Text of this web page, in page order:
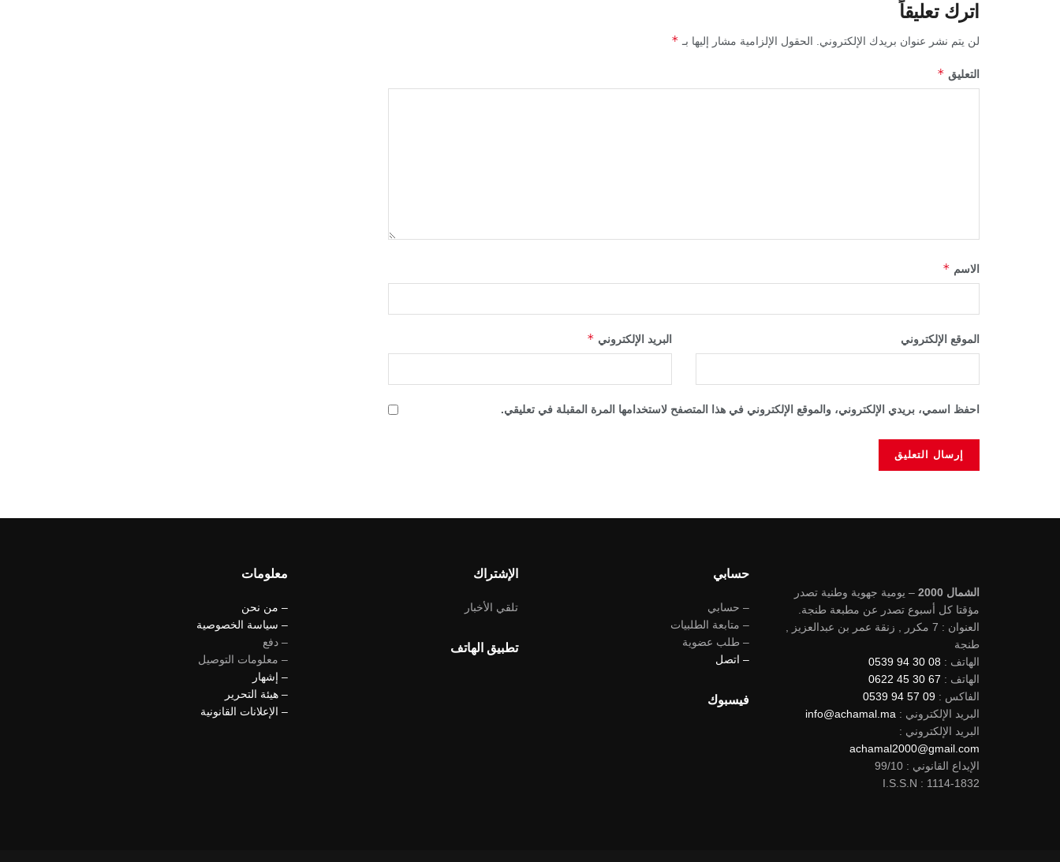
اترك تعليقاً
لن يتم نشر عنوان بريدك الإلكتروني. الحقول الإلزامية مشار إليها بـ *
التعليق *
الاسم *
البريد الإلكتروني * الموقع الإلكتروني
احفظ اسمي، بريدي الإلكتروني، والموقع الإلكتروني في هذا المتصفح لاستخدامها المرة المقبلة في تعليقي.
الشمال 2000
– يومية جهوية وطنية تصدر
مؤقتا كل أسبوع تصدر عن مطبعة طنجة.
العنوان : 7 مكرر , زنقة عمر بن عبدالعزيز ,
طنجة
الهاتف : 08 30 94 0539
الهاتف : 67 30 45 0622
الفاكس : 09 57 94 0539
البريد الإلكتروني : info@achamal.ma
البريد الإلكتروني :
achamal2000@gmail.com
الإيداع القانوني : 99/10
I.S.S.N : 1114-1832
حسابي
– حسابي
– متابعة الطلبيات
– طلب عضوية
– اتصل
فيسبوك
الإشتراك
تلقي الأخبار
تطبيق الهاتف
معلومات
– من نحن
– سياسة الخصوصية
– دفع
– معلومات التوصيل
– إشهار
– هيئة التحرير
– الإعلانات القانونية